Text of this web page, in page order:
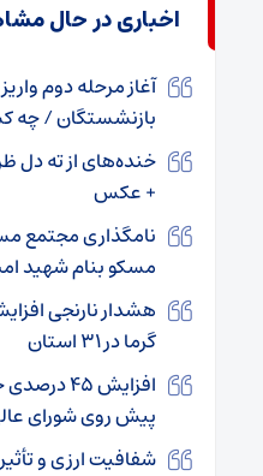
اخباری در حال
بازنشستگان / چه
خنده‌های از ته دل
+‌ عکس
نامگذاری مجتمع
مسکو بنام شهید
هشدار نارنجی
گرما در ۳۱ استان
افزایش ۴۵
پیش روی شورای
شفافیت ارزی و